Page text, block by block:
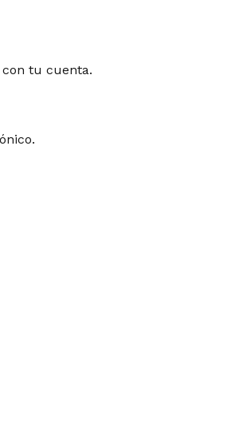
tu cuenta.